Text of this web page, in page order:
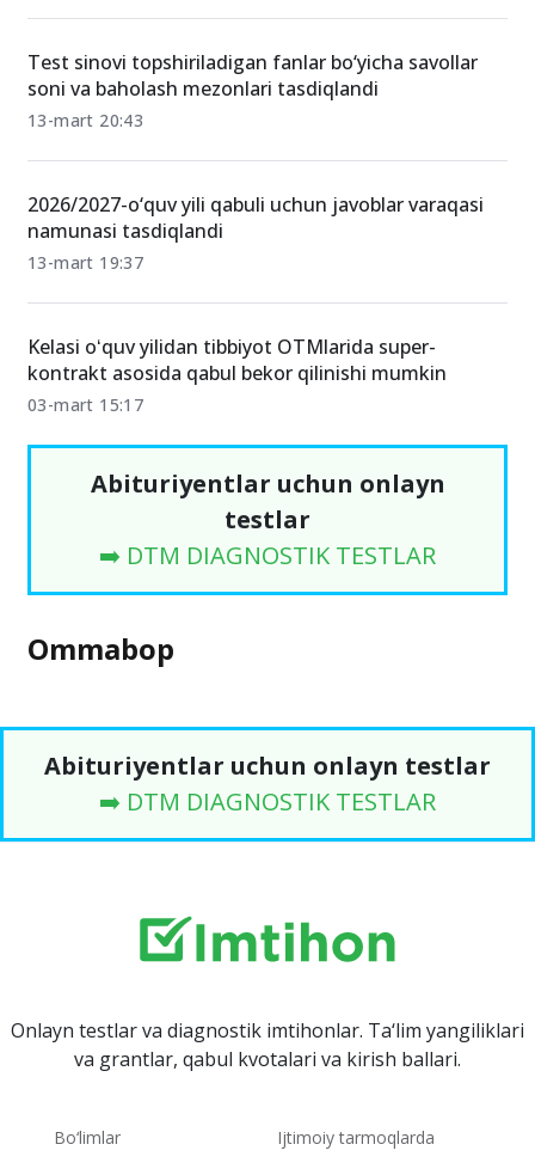
Test sinovi topshiriladigan fanlar bo‘yicha savollar
soni va baholash mezonlari tasdiqlandi
13-mart 20:43
2026/2027-o‘quv yili qabuli uchun javoblar varaqasi
namunasi tasdiqlandi
13-mart 19:37
Kelasi oʻquv yilidan tibbiyot OTMlarida super-
kontrakt asosida qabul bekor qilinishi mumkin
03-mart 15:17
Abituriyentlar uchun onlayn
testlar
➡️ DTM DIAGNOSTIK TESTLAR
Ommabop
Abituriyentlar uchun onlayn testlar
➡️ DTM DIAGNOSTIK TESTLAR
Onlayn testlar va diagnostik imtihonlar. Ta‘lim yangiliklari
va grantlar, qabul kvotalari va kirish ballari.
Bo‘limlar Ijtimoiy tarmoqlarda